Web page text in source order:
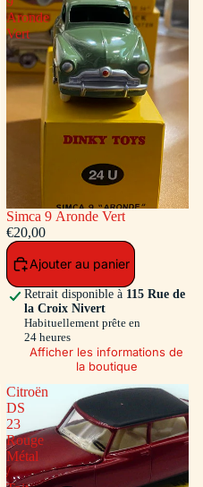
Aronde
Vert
Simca 9 Aronde Vert
€20,00
Ajouter au panier
Retrait disponible à 115 Rue de
la Croix Nivert
Habituellement prête en
24 heures
Afficher les informations de
la boutique
Citroën
DS
23
Rouge
Métal
/